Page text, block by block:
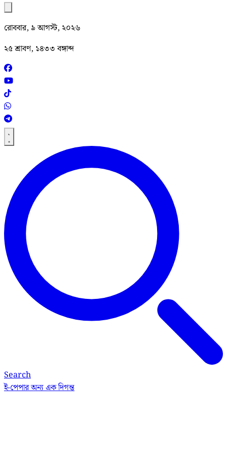
রোববার, ৯ আগস্ট, ২০২৬
২৫ শ্রাবণ, ১৪৩৩ বঙ্গাব্দ
Search
ই-পেপারঅন্য এক দিগন্ত